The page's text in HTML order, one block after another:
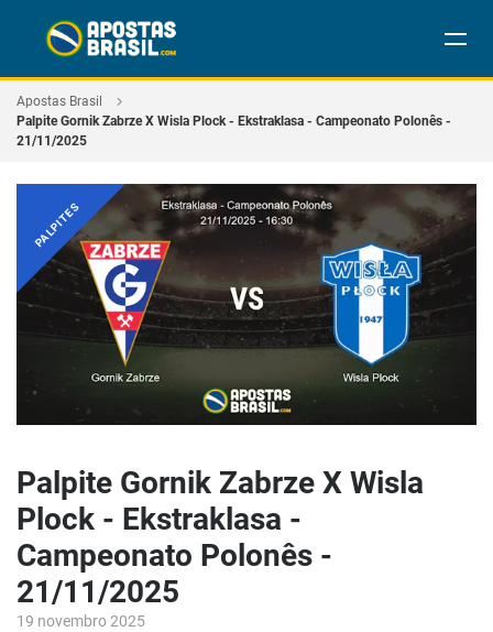
Apostas Brasil
Palpite Gornik Zabrze X Wisla Plock - Ekstraklasa - Campeonato Polonês -
21/11/2025
PALPITES
Palpite Gornik Zabrze X Wisla
Plock - Ekstraklasa -
Campeonato Polonês -
21/11/2025
19 novembro 2025